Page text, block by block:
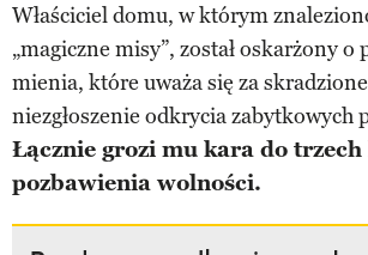
Właściciel domu, w którym
„magiczne misy”, został oskarżony o
mienia, które uważa się za
niezgłoszenie odkrycia zabytkowych
Łącznie grozi mu kara do
pozbawienia wolności.